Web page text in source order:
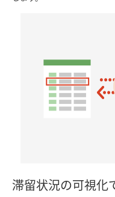
滞留状況の可視化